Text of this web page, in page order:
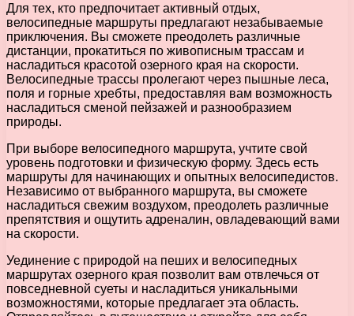
Для тех, кто предпочитает активный отдых,
велосипедные маршруты предлагают незабываемые
приключения. Вы сможете преодолеть различные
дистанции, прокатиться по живописным трассам и
насладиться красотой озерного края на скорости.
Велосипедные трассы пролегают через пышные леса,
поля и горные хребты, предоставляя вам возможность
насладиться сменой пейзажей и разнообразием
природы.
При выборе велосипедного маршрута, учтите свой
уровень подготовки и физическую форму. Здесь есть
маршруты для начинающих и опытных велосипедистов.
Независимо от выбранного маршрута, вы сможете
насладиться свежим воздухом, преодолеть различные
препятствия и ощутить адреналин, овладевающий вами
на скорости.
Уединение с природой на пеших и велосипедных
маршрутах озерного края позволит вам отвлечься от
повседневной суеты и насладиться уникальными
возможностями, которые предлагает эта область.